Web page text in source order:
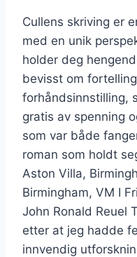
Cullens skriving er
med en unik
holder deg
bevisst om
forhåndsinnstilling,
gratis av spenning
som var både
roman som holdt
Aston Villa,
Birmingham, VM I
John Ronald Reuel
etter at jeg hadde
innvendig